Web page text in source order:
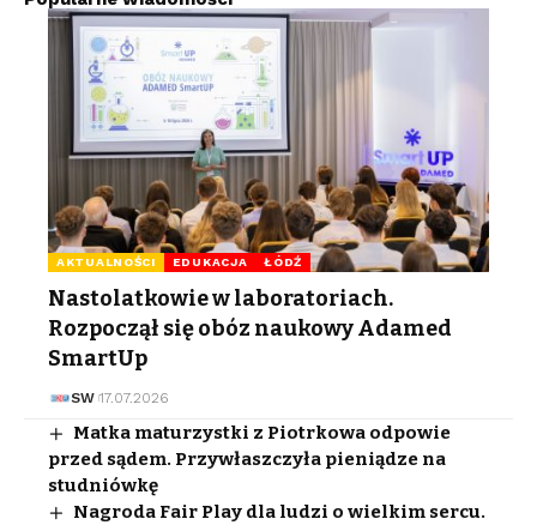
AKTUALNOŚCI EDUKACJA ŁÓDŹ
Nastolatkowie w laboratoriach.
Rozpoczął się obóz naukowy Adamed
SmartUp
SW 17.07.2026
Matka maturzystki z Piotrkowa odpowie
przed sądem. Przywłaszczyła pieniądze na
studniówkę
Nagroda Fair Play dla ludzi o wielkim sercu.